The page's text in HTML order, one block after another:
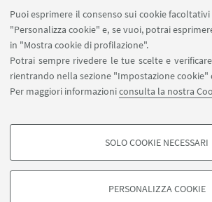
Puoi esprimere il consenso sui cookie
"Personalizza cookie" e, se vuoi, potrai
in "Mostra cookie di profilazione".
Potrai sempre rivedere le tue scelte e
rientrando nella sezione "Impostazione cookie"
Per maggiori informazioniconsulta la nostra
COOKIE DI PROFILAZIONE - FACOLTATIVI
degli utenti, creare profili in base al loro
SOLO COOKIE NECESSARI
PERSONALIZZA COOKIE